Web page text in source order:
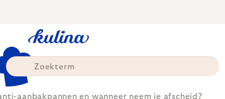
aanbakpannen en wanneer neem je afscheid?